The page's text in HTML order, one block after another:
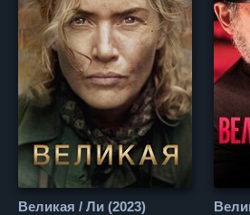
Великая / Ли (2023)